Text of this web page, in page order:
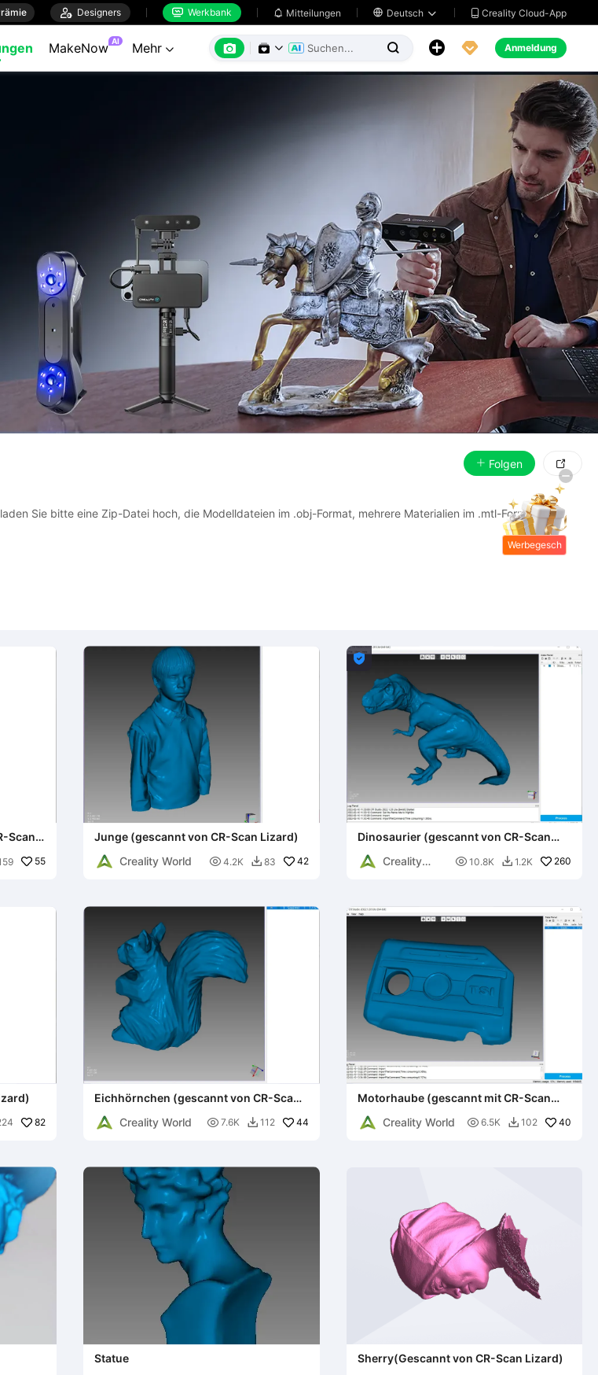
 Designers  Werkbank  Mitteilungen  Deutsch   Creality Cloud-App
MakeNow AI Mehr       Anmeldung
Folgen 
Sie bitte eine Zip-Datei hoch, die Modelldateien im .obj-Format, mehrere Materialien im .mtl-Format und
Scan
55
Junge (gescannt von CR-Scan Lizard)
Creality World
 4.2K  83 42

Dinosaurier (gescannt von CR-Scan
Creality
 10.8K  1.2K 260
82
Eichhörnchen (gescannt von CR-Scan
Creality World
 7.6K  112 44
Motorhaube (gescannt mit CR-Scan
Creality World
 6.5K  102 40
Statue
Sherry(Gescannt von CR-Scan Lizard)
Werbegesch